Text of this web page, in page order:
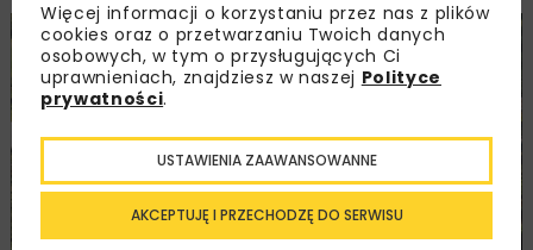
BUDOWNICTWO INWESTYCJE WIADOMOŚCI
Więcej informacji o korzystaniu przez nas z plików
cookies oraz o przetwarzaniu Twoich danych
osobowych, w tym o przysługujących Ci
uprawnieniach, znajdziesz w naszej Polityce
prywatności.
AKCEPTUJĘ I PRZECHODZĘ DO SERWISU
USTAWIENIA ZAAWANSOWANNE